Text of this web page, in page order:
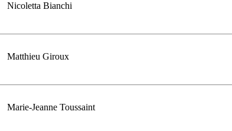
Nicoletta Bianchi
Matthieu Giroux
Marie-Jeanne Toussaint